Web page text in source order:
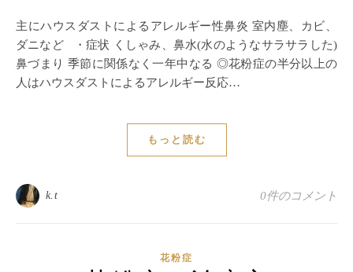
主にハウスダストによるアレルギー性鼻炎 室内塵、カビ、
ダニなど ・症状 くしゃみ、鼻水(水のようなサラサラした)
鼻づまり 季節に関係なく一年中なる ◎花粉症の半分以上の
人はハウスダストによるアレルギー反応…
もっと読む
k.t 0件のコメント
花粉症